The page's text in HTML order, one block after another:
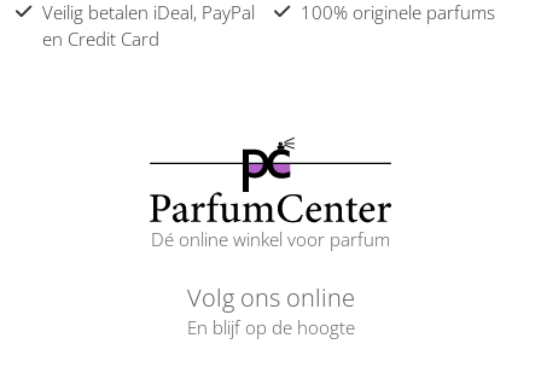
Veilig betalen iDeal, PayPal
en Credit Card
100% originele parfums
Dé online winkel voor parfum
Volg ons online
En blijf op de hoogte